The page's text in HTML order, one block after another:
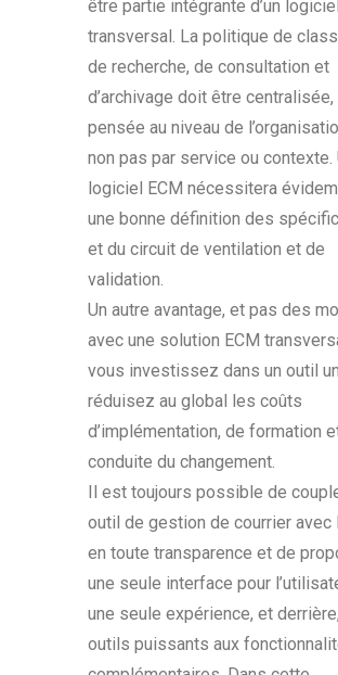
être partie intégrante d’un
transversal. La politique de
de recherche, de consultation et
d’archivage doit être
pensée au niveau de
non pas par service ou contexte.
logiciel ECM nécessitera
une bonne définition des
et du circuit de ventilation et de
validation.
Un autre avantage, et pas des
avec une solution ECM
vous investissez dans un outil
réduisez au global les coûts
d’implémentation, de formation
conduite du changement.
Il est toujours possible de
outil de gestion de courrier avec
en toute transparence et de
une seule interface pour
une seule expérience, et
outils puissants aux